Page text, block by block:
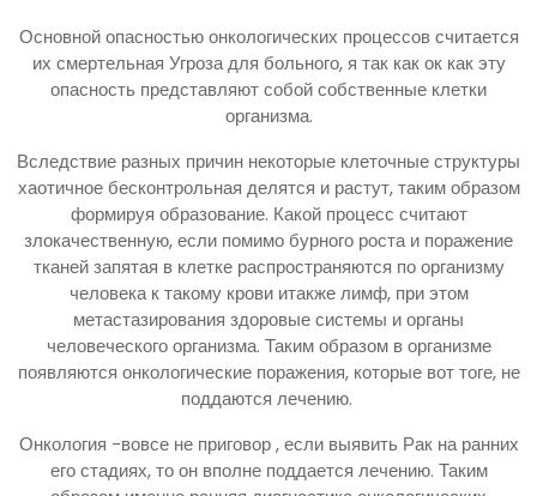
Основной опасностью онкологических процессов считается
их смертельная Угроза для больного, я так как ок как эту
опасность представляют собой собственные клетки
организма.
Вследствие разных причин некоторые клеточные структуры
хаотичное бесконтрольная делятся и растут, таким образом
формируя образование. Какой процесс считают
злокачественную, если помимо бурного роста и поражение
тканей запятая в клетке распространяются по организму
человека к такому крови итакже лимф, при этом
метастазирования здоровые системы и органы
человеческого организма. Таким образом в организме
появляются онкологические поражения, которые вот тоге, не
поддаются лечению.
Онкология -вовсе не приговор , если выявить Рак на ранних
его стадиях, то он вполне поддается лечению. Таким